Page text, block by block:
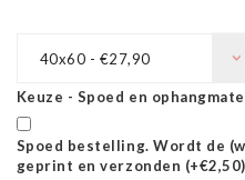
40x60 - €27,90
Keuze - Spoed en
Spoed bestelling. Wordt de
geprint en verzonden (+€2,50)